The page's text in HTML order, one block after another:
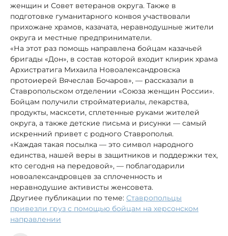
женщин и Совет ветеранов округа. Также в
подготовке гуманитарного конвоя участвовали
прихожане храмов, казачата, неравнодушные жители
округа и местные предприниматели.
«На этот раз помощь направлена бойцам казачьей
бригады «Дон», в состав которой входит клирик храма
Архистратига Михаила Новоалександровска
протоиерей Вячеслав Бочаров», — рассказали в
Ставропольском отделении «Союза женщин России».
Бойцам получили стройматериалы, лекарства,
продукты, масксети, сплетенные руками жителей
округа, а также детские письма и рисунки — самый
искренний привет с родного Ставрополья.
«Каждая такая посылка — это символ народного
единства, нашей веры в защитников и поддержки тех,
кто сегодня на передовой», — поблагодарили
новоалександровцев за сплоченность и
неравнодушие активисты женсовета.
Другиее публикации по теме: Ставропольцы
привезли груз с помощью бойцам на херсонском
направлении